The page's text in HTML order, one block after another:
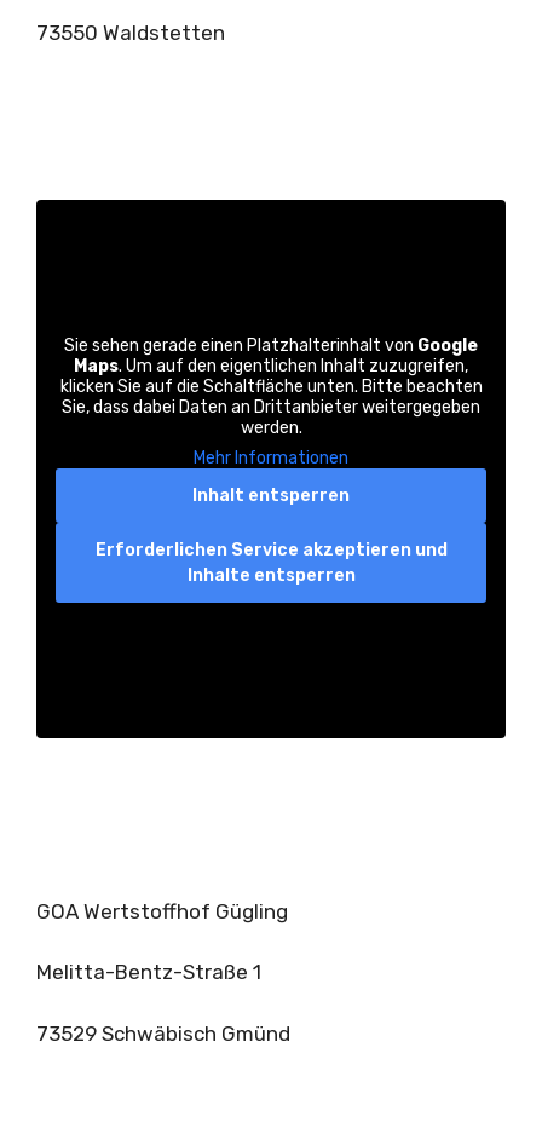
73550 Waldstetten
Sie sehen gerade einen Platzhalterinhalt von Google
Maps. Um auf den eigentlichen Inhalt zuzugreifen,
klicken Sie auf die Schaltfläche unten. Bitte beachten
Sie, dass dabei Daten an Drittanbieter weitergegeben
werden.
Mehr Informationen
Inhalt entsperren
Erforderlichen Service akzeptieren und
Inhalte entsperren
GOA Wertstoffhof Gügling
Melitta-Bentz-Straße 1
73529 Schwäbisch Gmünd